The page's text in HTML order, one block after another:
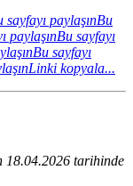
sayfayı paylaşınBu
paylaşınBu sayfayı
Bu sayfayı
Linki kopyala...
18.04.2026 tarihinde